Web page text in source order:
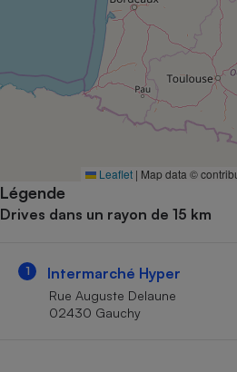
Leaflet | Map data ©
Légende
Drives dans un rayon de 15 km
1 Intermarché Hyper
Rue Auguste Delaune
02430 Gauchy